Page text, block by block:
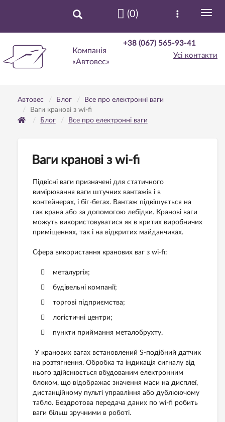
Компанія
«Автовес»
+38 (067) 565-93-41
Усі контакти
(0)
Автовес Блог
Все про електронні ваги
Ваги кранові з wi-fi
Блог
Все про електронні ваги
Ваги кранові з wi-fi
Підвісні ваги призначені для статичного
вимірювання ваги штучних вантажів і в
контейнерах, і біг-бегах. Вантаж підвішується на
гак крана або за допомогою лебідки. Кранові ваги
можуть використовуватися як в критих виробничих
приміщеннях, так і на відкритих майданчиках.
Сфера використання кранових ваг з wi-fi:
металургія;
будівельні компанії;
торгові підприємства;
логістичні центри;
пункти приймання металобрухту.
У кранових вагах встановлений S-подібний датчик
на розтягнення. Обробка та індикація сигналу від
нього здійснюється вбудованим електронним
блоком, що відображає значення маси на дисплеї,
дистанційному пульті управління або дублюючому
табло. Бездротова передача даних по wi-fi робить
ваги більш зручними в роботі.